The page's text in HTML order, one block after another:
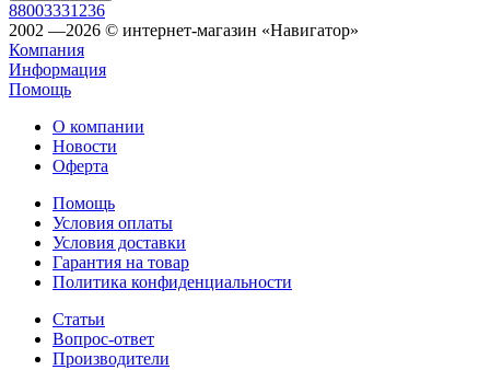
88003331236
2002 —2026 © интернет-магазин «Навигатор»
Компания
Информация
Помощь
О компании
Новости
Оферта
Помощь
Условия оплаты
Условия доставки
Гарантия на товар
Политика конфиденциальности
Статьи
Вопрос-ответ
Производители